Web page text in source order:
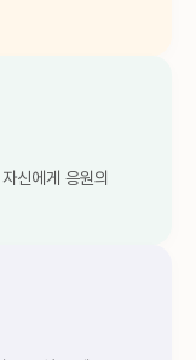
신에게 응원의